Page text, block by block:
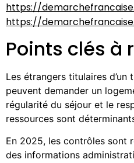
https://
https://
Points clés à
Les étrangers titulaires
peuvent demander un
régularité du séjour et le
ressources sont
En 2025, les contrôles sont
des informations